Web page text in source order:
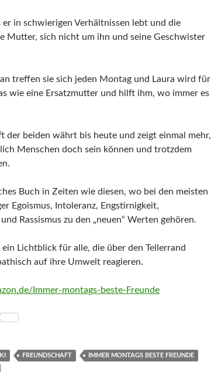
er in schwierigen Verhältnissen lebt und die
Mutter, sich nicht um ihn und seine Geschwister
an treffen sie sich jeden Montag und Laura wird für
wie eine Ersatzmutter und hilft ihm, wo immer es
der beiden währt bis heute und zeigt einmal mehr,
Menschen doch sein können und trotzdem
Buch in Zeiten wie diesen, wo bei den meisten
Egoismus, Intoleranz, Engstirnigkeit,
Rassismus zu den „neuen“ Werten gehören.
Lichtblick für alle, die über den Tellerrand
auf ihre Umwelt reagieren.
Immer-montags-beste-Freunde
FREUNDSCHAFT IMMER MONTAGS BESTE FREUNDE